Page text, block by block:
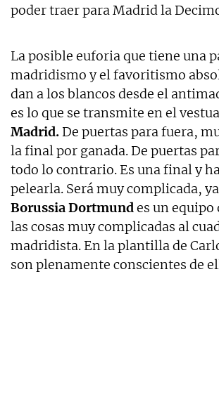
poder traer para Madrid la
La posible euforia que tiene una
madridismo y el favoritismo
dan a los blancos desde el
es lo que se transmite en el
Madrid. De puertas para fuera,
la final por ganada. De puertas
todo lo contrario. Es una final y
pelearla. Será muy complicada,
Borussia Dortmundes un equipo
las cosas muy complicadas al
madridista. En la plantilla de
son plenamente conscientes de